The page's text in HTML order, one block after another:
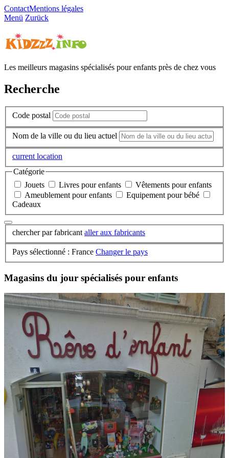
ContactMentions légales
Menü Zurück
Les meilleurs magasins spécialisés pour enfants près de chez vous
Recherche
Code postal
Nom de la ville ou du lieu actuel
current location
Catégorie
Jouets
Livres pour enfants
Vêtements pour enfants
Ameublement pour enfants
Equipement pour bébé
Cadeaux
chercher par fabricant aller aux fabricants
Pays sélectionné : France Changer le pays
Magasins du jour spécialisés pour enfants